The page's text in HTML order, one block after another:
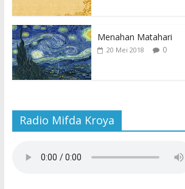
Menahan Matahari
20 Mei 2018 0
Radio Mifda Kroya